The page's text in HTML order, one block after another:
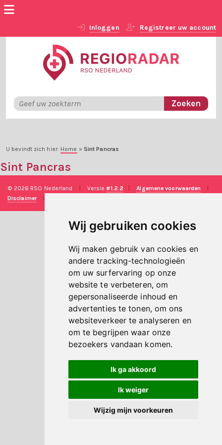
Wij gebruiken cookies
Wij maken gebruik van cookies en
andere tracking-technologieën
om uw surfervaring op onze
website te verbeteren, om
gepersonaliseerde inhoud en
advertenties te tonen, om ons
websiteverkeer te analyseren en
om te begrijpen waar onze
bezoekers vandaan komen.
Ik ga akkoord
Ik weiger
Wijzig mijn voorkeuren
Inloggen Registreer uw account
U bevindt zich hier: Home » Sint Pancras
Sint Pancras
© 2026 RSO Nederland Versie#1.2.2 Algemene voorwaarden
Disclaimer